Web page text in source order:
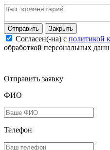
Закрыть
Согласен(-на) c политикой
обработкой персональных
Отправить заявку
ФИО
Телефон